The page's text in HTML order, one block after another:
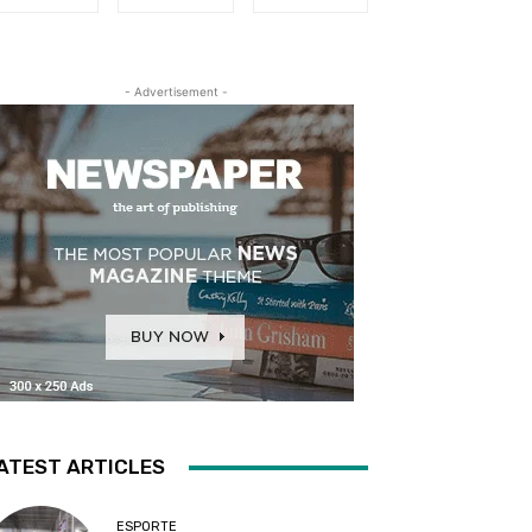
- Advertisement -
ARTICLES
ESPORTE